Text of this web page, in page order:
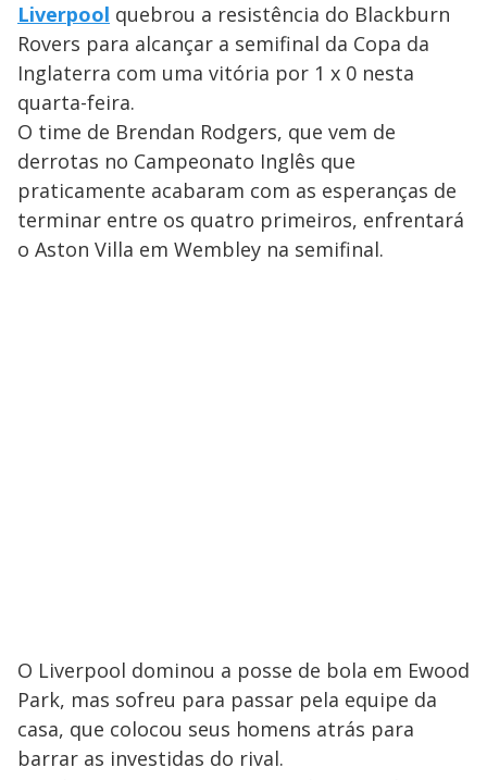
Liverpool quebrou a resistência do Blackburn
Rovers para alcançar a semifinal da Copa da
Inglaterra com uma vitória por 1 x 0 nesta
quarta-feira.
O time de Brendan Rodgers, que vem de
derrotas no Campeonato Inglês que
praticamente acabaram com as esperanças de
terminar entre os quatro primeiros, enfrentará
o Aston Villa em Wembley na semifinal.
O Liverpool dominou a posse de bola em Ewood
Park, mas sofreu para passar pela equipe da
casa, que colocou seus homens atrás para
barrar as investidas do rival.